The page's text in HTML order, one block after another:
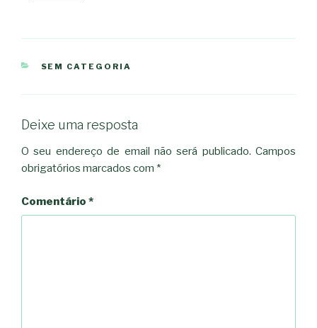
CATEGORIAS
SEM CATEGORIA
Deixe uma resposta
O seu endereço de email não será publicado. Campos
obrigatórios marcados com *
Comentário *